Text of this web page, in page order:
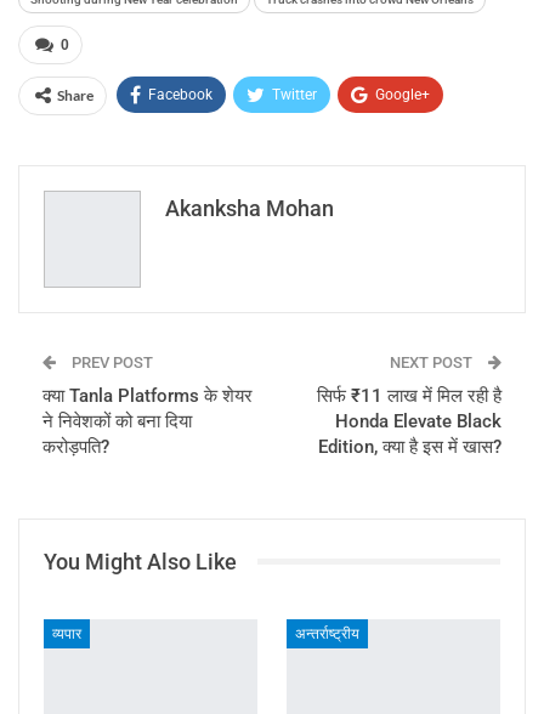
0
Share Facebook Twitter Google+
Email
Akanksha Mohan
PREV POST
क्या Tanla Platforms के शेयर
ने निवेशकों को बना दिया
करोड़पति?
NEXT POST
सिर्फ ₹11 लाख में मिल रही है
Honda Elevate Black
Edition, क्या है इस में खास?
You Might Also Like
व्यपार अन्तर्राष्ट्रीय